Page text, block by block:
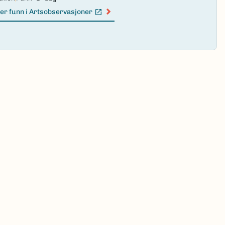
funn i Artsobservasjoner
lenke)